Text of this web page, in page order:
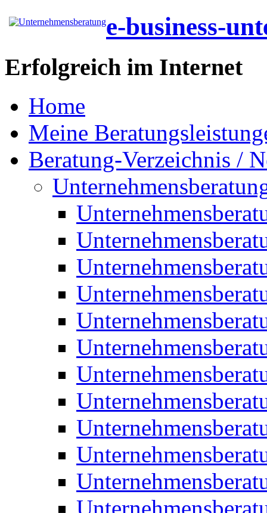
e-business-
Erfolgreich im Internet
Home
Meine
Beratung-Verzeichnis /